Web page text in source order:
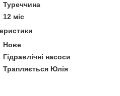
Туреччина
12 міс
Нове
Гідравлічні насоси
Трапляється Юлія